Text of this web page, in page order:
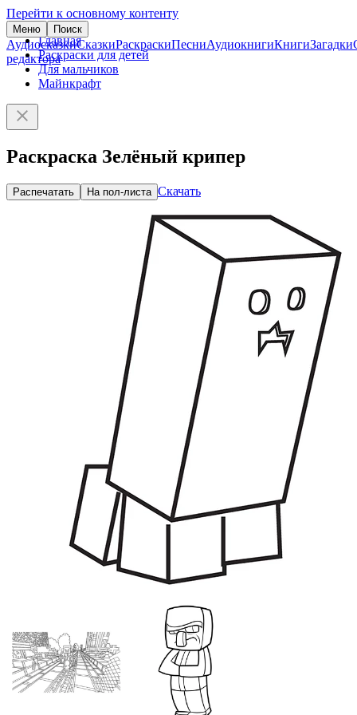
Перейти к основному контенту
Меню Поиск
АудиосказкиСказкиРаскраскиПесниАудиокнигиКнигиЗагадки
редактора
Главная
Раскраски для детей
Для мальчиков
Майнкрафт
Раскраска Зелёный крипер
Распечатать На пол-листа Скачать